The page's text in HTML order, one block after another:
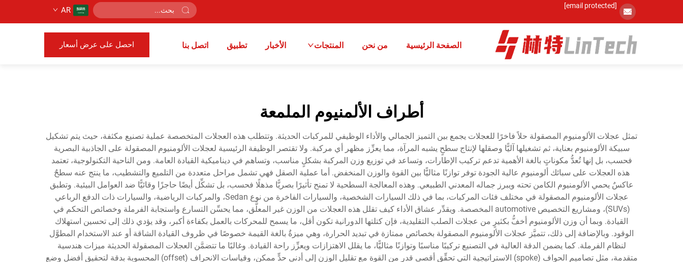
[email protected]
AR
الصفحة الرئيسية من نحن المنتجات الأخبار تطبيق اتصل بنا احصل على عرض أسعار
أطراف الألمنيوم الملمعة
تمثل عجلات الألومنيوم المصقولة حلاً فاخرًا للعجلات يجمع بين التميز الجمالي والأداء الوظيفي للمركبات الحديثة. وتتطلب هذه العجلات المتخصصة عملية تصنيع مكثفة، حيث يتم تشكيل
سبيكة الألومنيوم بعناية، ثم تشغيلها آليًّا وصقلها لإنتاج سطحٍ يشبه المرآة، مما يعزِّز مظهر أي مركبة. ولا تقتصر الوظيفة الرئيسية لعجلات الألومنيوم المصقولة على الجاذبية البصرية
فحسب، بل إنها تُعدُّ مكوناتٍ بالغة الأهمية تدعم تركيب الإطارات، وتساعد في توزيع وزن المركبة بشكلٍ مناسب، وتساهم في ديناميكية القيادة العامة. ومن الناحية التكنولوجية، تعتمد
هذه العجلات على سبائك ألومنيوم عالية الجودة توفر توازنًا مثاليًّا بين القوة والوزن المنخفض. أما عملية الصقل فهي تشمل مراحل متعددة من التلميع والتشطيب، ما ينتج عنه سطحٌ
عاكسٌ يحمي الألومنيوم الكامن تحته ويبرز جماله المعدني الطبيعي. وهذه المعالجة السطحية لا تمنح تأثيرًا بصريًّا مذهلًا فحسب، بل تشكِّل أيضًا حاجزًا وقائيًّا ضد العوامل البيئية. وتطبق
عجلات الألومنيوم المصقولة في مختلف فئات المركبات، بما في ذلك السيارات الشخصية، والسيارات الفاخرة من نوع Sedan، والمركبات الرياضية، والسيارات ذات الدفع الرباعي
(SUVs)، ومشاريع التخصيص automotive المخصصة. ويقدِّر عشاق الأداء كيف تقلل هذه العجلات من الوزن غير المعلَّق، مما يحسِّن التسارع واستجابة الفرملة وخصائص التحكم في
القيادة. وبما أن وزن الألومنيوم أخفُّ بكثيرٍ من عجلات الصلب التقليدية، فإن كتلتها الدورانية تكون أقل، ما يسمح للمحركات بالعمل بكفاءة أكبر، وقد يؤدي ذلك إلى تحسين استهلاك
الوقود. وبالإضافة إلى ذلك، تتميَّز عجلات الألومنيوم المصقولة بخصائص ممتازة في تبديد الحرارة، وهي ميزةٌ بالغة القيمة خصوصًا في ظروف القيادة الشاقة أو عند الاستخدام المطوَّل
لنظام الفرملة. كما يضمن الدقة العالية في التصنيع تركيبًا مناسبًا وتوازنًا مثاليًّا، ما يقلل الاهتزازات ويعزِّز راحة القيادة. وغالبًا ما تتضمَّن العجلات المصقولة الحديثة ميزات هندسية
متقدمة، مثل تصاميم الحواف (spoke) الاستراتيجية التي تحقِّق أقصى قدر من القوة مع تقليل الوزن إلى أدنى حدٍّ ممكن، وقياسات الانحراف (offset) المحسوبة بدقة لتحقيق أفضل وضعٍ